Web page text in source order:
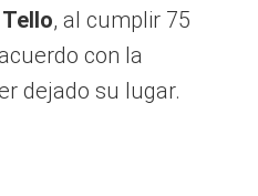
Tello, al cumplir 75
con la
dejado su lugar.